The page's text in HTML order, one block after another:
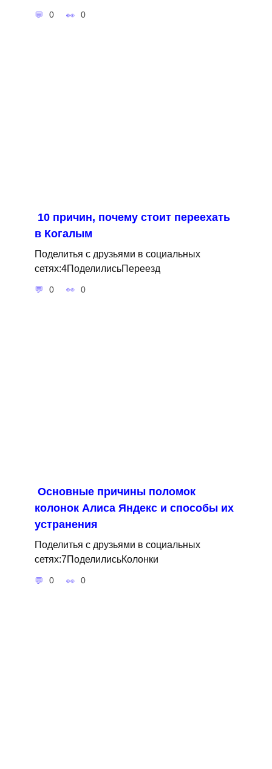
0 0
10 причин, почему стоит переехать
в Когалым
Поделитья с друзьями в социальных
сетях:4ПоделилисьПереезд
0 0
Основные причины поломок
колонок Алиса Яндекс и способы их
устранения
Поделитья с друзьями в социальных
сетях:7ПоделилисьКолонки
0 0